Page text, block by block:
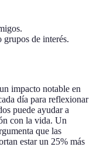
de interés.
impacto notable en
día para reflexionar
puede ayudar a
con la vida. Un
que las
estar un 25% más